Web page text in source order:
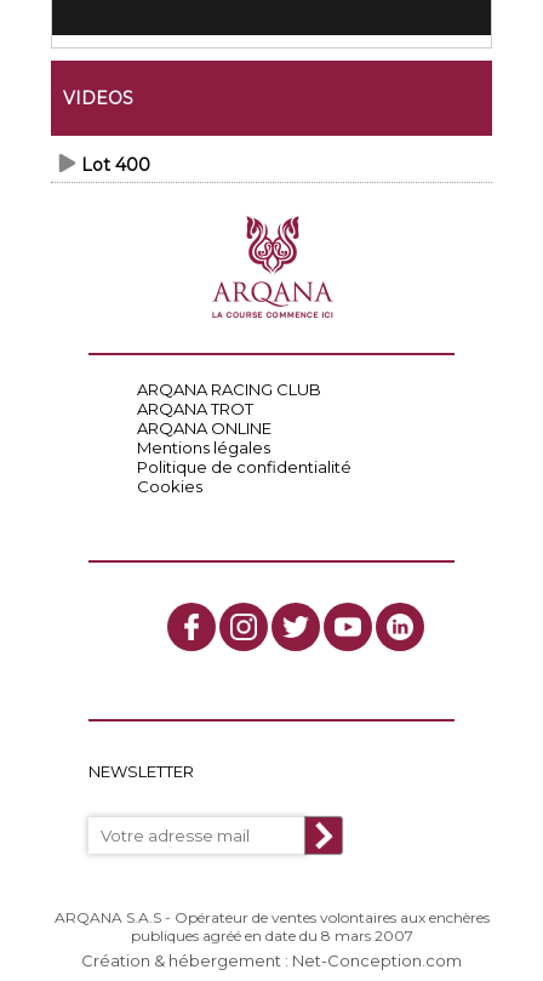
VIDEOS
Lot 400
ARQANA RACING CLUB
ARQANA TROT
ARQANA ONLINE
Mentions légales
Politique de confidentialité
Cookies
NEWSLETTER
ARQANA S.A.S - Opérateur de ventes volontaires aux enchères
publiques agréé en date du 8 mars 2007
Création & hébergement : Net-Conception.com